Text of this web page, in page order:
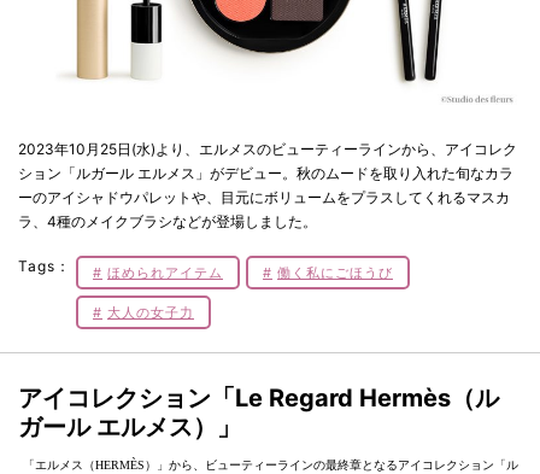
2023年10月25日(水)より、エルメスのビューティーラインから、アイコレク
ション「ルガール エルメス」がデビュー。秋のムードを取り入れた旬なカラ
ーのアイシャドウパレットや、目元にボリュームをプラスしてくれるマスカ
ラ、4種のメイクブラシなどが登場しました。
Tags： ほめられアイテム 働く私にごほうび
大人の女子力
アイコレクション「Le Regard Hermès（ル
ガール エルメス）」
「エルメス（HERMÈS）」から、ビューティーラインの最終章となるアイコレクション「ル